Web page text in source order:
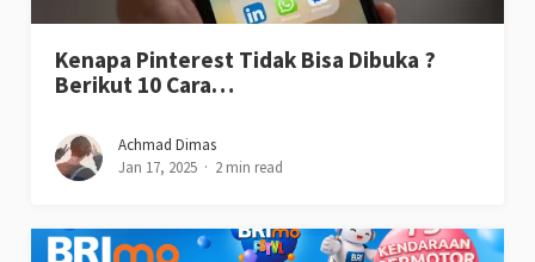
Kenapa Pinterest Tidak Bisa Dibuka ?
Berikut 10 Cara…
Achmad Dimas
Jan 17, 2025
2 min read